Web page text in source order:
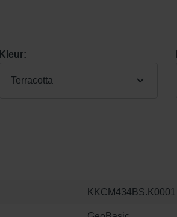
Kleur:
Terracotta
KKCM434BS.K0001